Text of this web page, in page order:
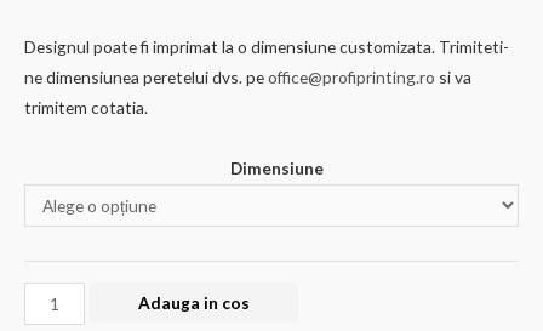
Designul poate fi imprimat la o dimensiune customizata. Trimiteti-
ne dimensiunea peretelui dvs. peoffice@profiprinting.ro si va
trimitem cotatia.
Dimensiune
Cantitate
Tapet
Adauga in cos